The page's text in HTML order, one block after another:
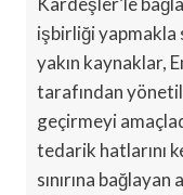
işbirliği yapmakla
yakın kaynaklar,
tarafından
geçirmeyi
tedarik hatlarını
sınırına